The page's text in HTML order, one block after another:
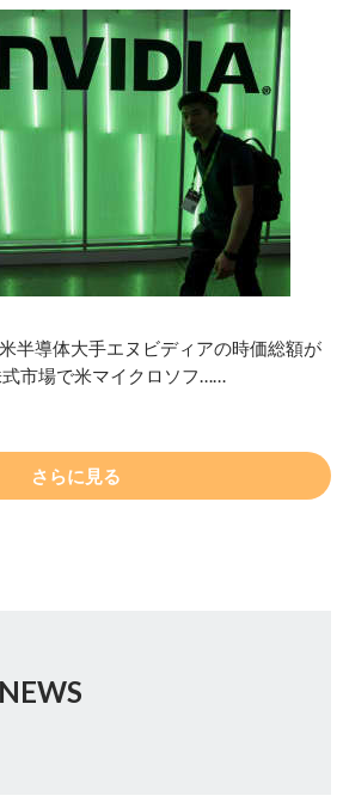
半導体大手エヌビディアの時価総額が
市場で米マイクロソフ……
さらに見る